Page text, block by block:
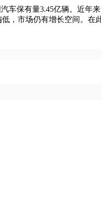
车保有量3.45亿辆。近
，市场仍有增长空间。